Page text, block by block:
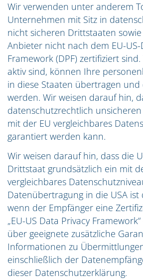
Wir verwenden unter anderem
Unternehmen mit Sitz in
nicht sicheren Drittstaaten sowie
Anbieter nicht nach dem EU-US-
Framework (DPF) zertifiziert
aktiv sind, können Ihre
in diese Staaten übertragen
werden. Wir weisen darauf hin,
datenschutzrechtlich
mit der EU vergleichbares
garantiert werden kann.
Wir weisen darauf hin, dass die
Drittstaat grundsätzlich ein mit
vergleichbares
Datenübertragung in die USA ist
wenn der Empfänger eine
„EU-US Data Privacy
über geeignete zusätzliche
Informationen zu
einschließlich der
dieser Datenschutzerklärung.